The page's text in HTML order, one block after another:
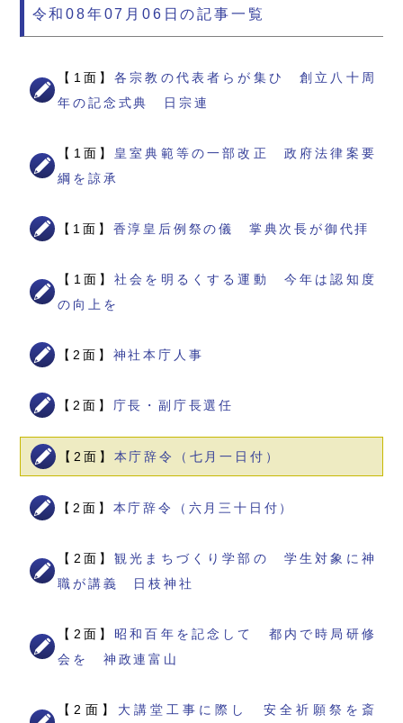
令和08年07月06日の記事一覧
【1面】各宗教の代表者らが集ひ 創立八十周
年の記念式典 日宗連
【1面】 皇室典範等の一部改正 政府法律案要
綱を諒承
【1面】 香淳皇后例祭の儀 掌典次長が御代拝
【1面】社会を明るくする運動 今年は認知度
の向上を
【2面】 神社本庁人事
【2面】 庁長・副庁長選任
【2面】 本庁辞令（七月一日付）
【2面】 本庁辞令（六月三十日付）
【2面】観光まちづくり学部の 学生対象に神
職が講義 日枝神社
【2面】 昭和百年を記念して 都内で時局研修
会を 神政連富山
【2面】 大講堂工事に際し 安全祈願祭を斎